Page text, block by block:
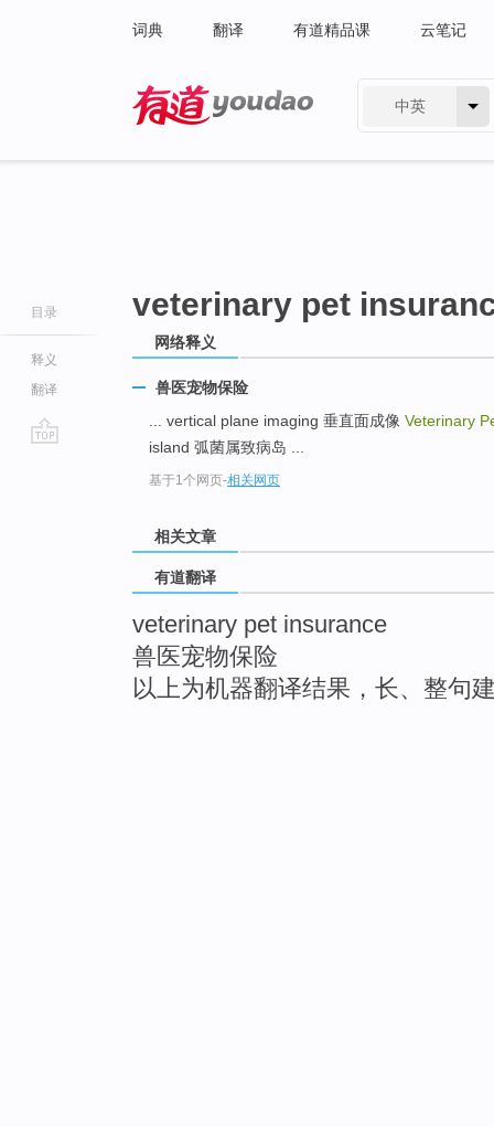
词典 翻译 有道精品课 云笔记
中英
目录
释义
翻译
veterinary pet
网络释义
兽医宠物保险
... vertical plane imaging 垂直面成像 Veterinary
island 弧菌属致病岛 ...
基于1个网页-相关网页
相关文章
有道翻译
veterinary pet insurance
兽医宠物保险
以上为机器翻译结果，长、整句